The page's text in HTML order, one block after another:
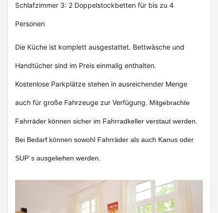
Schlafzimmer 3: 2 Doppelstockbetten für bis zu 4
Personen
Die Küche ist komplett ausgestattet. Bettwäsche und
Handtücher sind im Preis einmalig enthalten.
Kostenlose Parkplätze stehen in ausreichender Menge
auch für große Fahrzeuge zur Verfügung. Mitgebrachte
Fahrräder können sicher im Fahrradkeller verstaut werden.
Bei Bedarf können sowohl Fahrräder als auch Kanus oder
SUP´s ausgeliehen werden.